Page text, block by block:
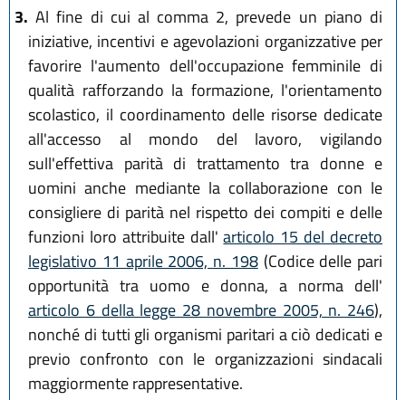
3. Al fine di cui al comma 2, prevede un piano di
iniziative, incentivi e agevolazioni organizzative per
favorire l'aumento dell'occupazione femminile di
qualità rafforzando la formazione, l'orientamento
scolastico, il coordinamento delle risorse dedicate
all'accesso al mondo del lavoro, vigilando
sull'effettiva parità di trattamento tra donne e
uomini anche mediante la collaborazione con le
consigliere di parità nel rispetto dei compiti e delle
funzioni loro attribuite dall'articolo 15 del decreto
legislativo 11 aprile 2006, n. 198(Codice delle pari
opportunità tra uomo e donna, a norma dell'
articolo 6 della legge 28 novembre 2005, n. 246),
nonché di tutti gli organismi paritari a ciò dedicati e
previo confronto con le organizzazioni sindacali
maggiormente rappresentative.